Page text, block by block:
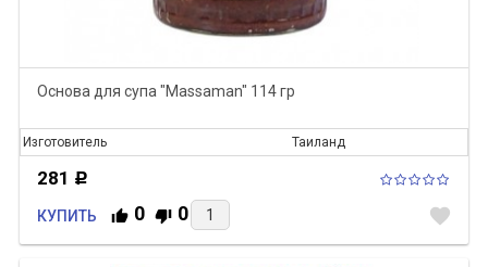
Основа для супа "Massaman" 114 гр
Изготовитель Таиланд
281 Р
КУПИТЬ 0 0 favorite